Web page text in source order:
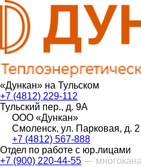
«Дункан» на Тульском
+7 (4812) 229-112
Тульский пер., д. 9А
ООО «Дункан»
Смоленск, ул. Парковая, д. 2
+7 (4812) 567-888
Отдел по работе с юр.лицами
+7 (900) 220-44-55 —